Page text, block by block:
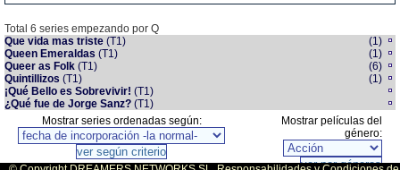
Total 6 series empezando por Q
Que vida mas triste (T1)
(1)
Queen Emeraldas (T1)
(1)
Queer as Folk (T1)
(6)
Quintillizos (T1)
(1)
¡Qué Bello es Sobrevivir! (T1)
¿Qué fue de Jorge Sanz? (T1)
Mostrar series ordenadas según:
Mostrar películas del
género: